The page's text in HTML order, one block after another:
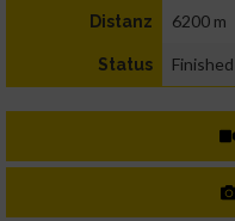
Distanz 6200 m
Status Finished